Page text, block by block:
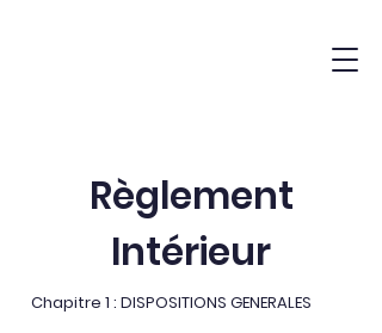
Règlement
Intérieur
Chapitre 1 : DISPOSITIONS GENERALES